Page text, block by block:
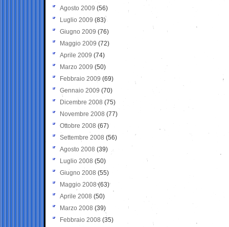
Agosto 2009 (56)
Luglio 2009 (83)
Giugno 2009 (76)
Maggio 2009 (72)
Aprile 2009 (74)
Marzo 2009 (50)
Febbraio 2009 (69)
Gennaio 2009 (70)
Dicembre 2008 (75)
Novembre 2008 (77)
Ottobre 2008 (67)
Settembre 2008 (56)
Agosto 2008 (39)
Luglio 2008 (50)
Giugno 2008 (55)
Maggio 2008(63)
Aprile 2008 (50)
Marzo 2008 (39)
Febbraio 2008 (35)